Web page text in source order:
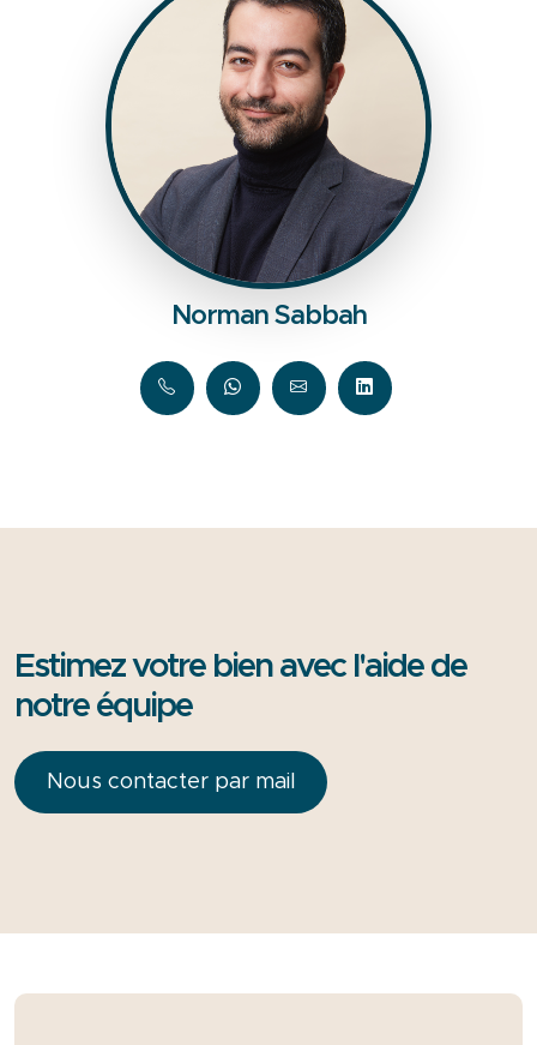
Norman Sabbah
Estimez votre bien avec l'aide de
notre équipe
Nous contacter par mail